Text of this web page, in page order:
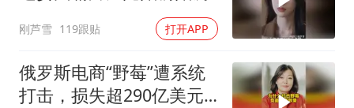
刚芦雪 119跟贴 打开APP
俄罗斯电商“野莓”遭系统
打击，损失超290亿美元#